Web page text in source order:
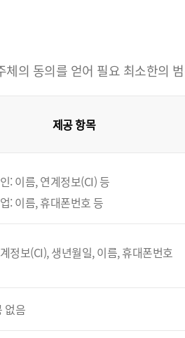
의 동의를 얻어 필요 최소한의
제공 항목
: 이름, 연계정보(CI) 등
: 이름, 휴대폰번호 등
정보(CI), 생년월일, 이름, 휴대폰번호
없음